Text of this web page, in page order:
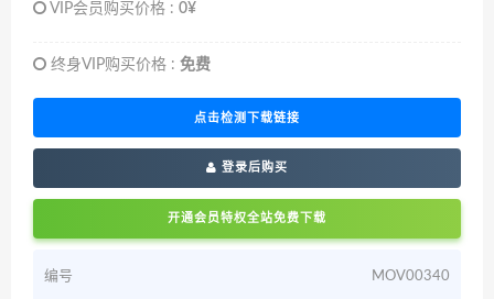
VIP会员购买价格 : 0¥
终身VIP购买价格 : 免费
点击检测下载链接
登录后购买
开通会员特权全站免费下载
编号 MOV00340